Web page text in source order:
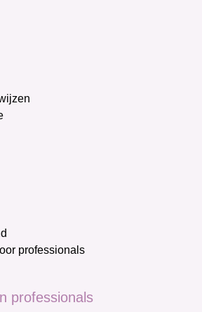
professionals
professionals